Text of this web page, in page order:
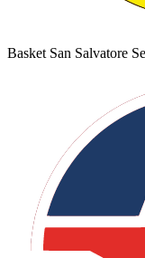
Basket San Salvatore